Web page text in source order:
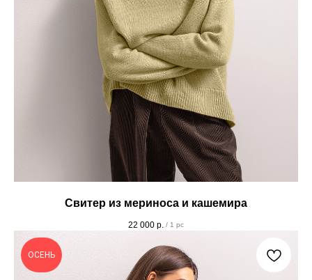
Свитер из мериноса и кашемира
22 000 р. / 1 pc
ОСЕНЬ